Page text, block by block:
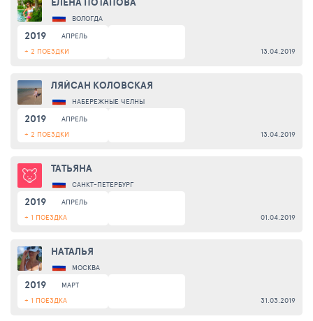
ВОЛОГДА
2019
АПРЕЛЬ
+ 2 ПОЕЗДКИ
13.04.2019
ЛЯЙСАН КОЛОВСКАЯ
НАБЕРЕЖНЫЕ ЧЕЛНЫ
2019
АПРЕЛЬ
+ 2 ПОЕЗДКИ
13.04.2019
ТАТЬЯНА
САНКТ-ПЕТЕРБУРГ
2019
АПРЕЛЬ
+ 1 ПОЕЗДКА
01.04.2019
НАТАЛЬЯ
МОСКВА
2019
МАРТ
+ 1 ПОЕЗДКА
31.03.2019